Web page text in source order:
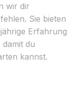
wir dir
Sie bieten
Erfahrung
du
kannst.